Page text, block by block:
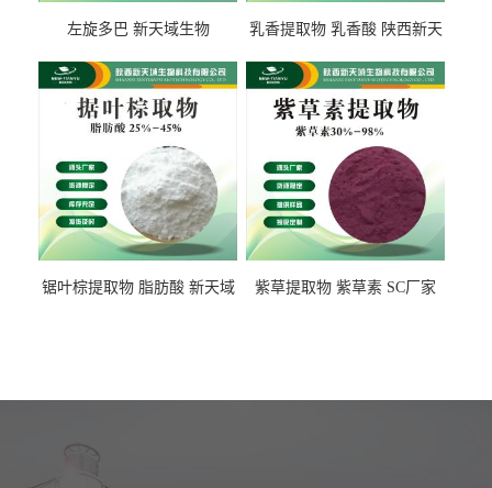
左旋多巴 新天域生物
乳香提取物 乳香酸 陕西新天
锯叶棕提取物 脂肪酸 新天域
紫草提取物 紫草素 SC厂家